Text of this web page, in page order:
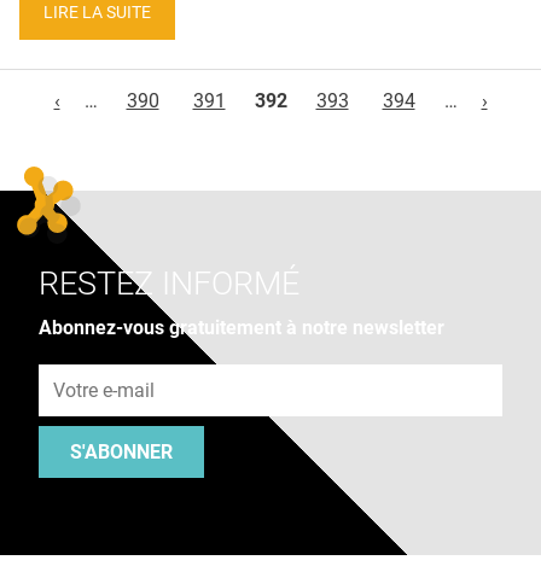
LIRE LA SUITE
‹
… 390 391 392 393 394 … ›
RESTEZ INFORMÉ
Abonnez-vous gratuitement à notre newsletter
S'ABONNER